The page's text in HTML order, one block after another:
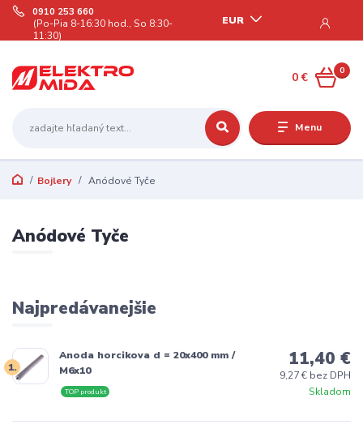
Menu
EUR
0910 253 660
(Po-Pia 8-16:30 hod., So 8:30-
11:30)
0
0 €
Bojlery Anódové Tyče
Anódové Tyče
Najpredávanejšie
1.
Anoda horcikova d = 20x400 mm /
M6x10
Skladom
TOP produkt
11,40 €
9,27 € bez DPH